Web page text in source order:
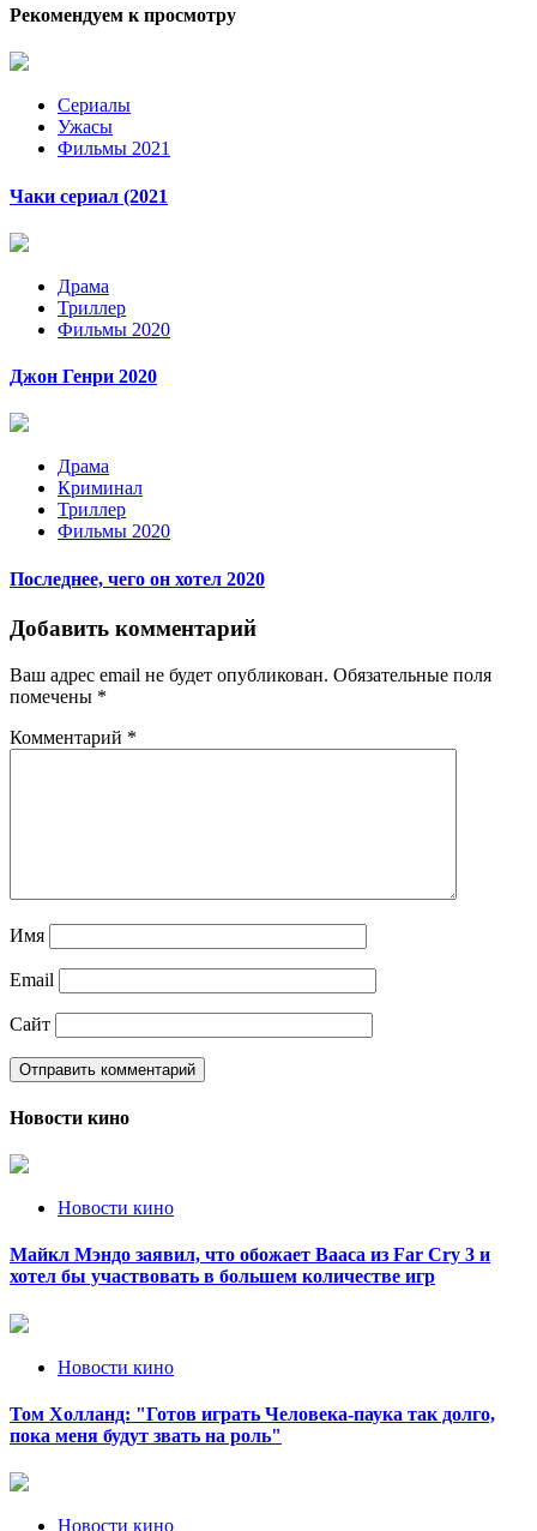
Рекомендуем к просмотру
Сериалы
Ужасы
Фильмы 2021
Чаки сериал (2021
Драма
Триллер
Фильмы 2020
Джон Генри 2020
Драма
Криминал
Триллер
Фильмы 2020
Последнее, чего он хотел 2020
Добавить комментарий
Ваш адрес email не будет опубликован. Обязательные поля
помечены *
Комментарий *
Имя
Email
Сайт
Новости кино
Новости кино
Майкл Мэндо заявил, что обожает Вааса из Far Cry 3 и
хотел бы участвовать в большем количестве игр
Новости кино
Том Холланд: "Готов играть Человека-паука так долго,
пока меня будут звать на роль"
Новости кино